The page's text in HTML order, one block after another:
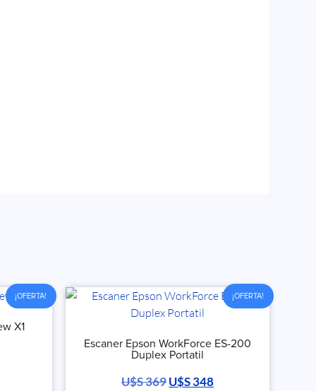
¡OFERTA!
X1
¡OFERTA!
Escaner Epson WorkForce ES-200
Duplex Portatil
U$S369U$S348